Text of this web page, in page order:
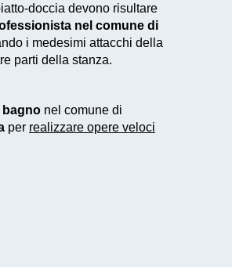
doccia devono risultare
nel comune di
i medesimi attacchi della
parti della stanza.
bagno nel comune di
per realizzare opere veloci